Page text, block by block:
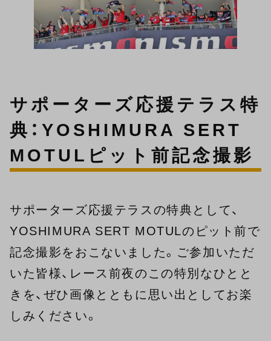
サポーターズ応援テラス特
典：YOSHIMURA SERT
MOTULピット前記念撮影
サポーターズ応援テラスの特典として、
YOSHIMURA SERT MOTULのピット前で
記念撮影をおこないました。ご参加いただ
いた皆様、レース前夜のこの特別なひとと
きを、ぜひ画像とともに思い出としてお楽
しみください。